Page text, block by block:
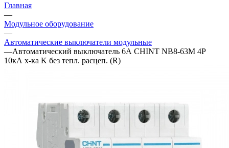
Главная
—
Модульное оборудование
—
Автоматические выключатели модульные
—Автоматический выключатель 6А CHINT NB8-63M 4P
10кА х-ка K без тепл. расцеп. (R)